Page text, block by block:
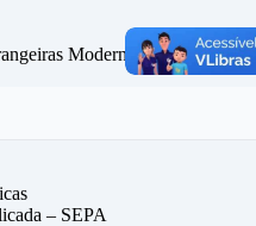
Modernas (DLLEM)
– SEPA